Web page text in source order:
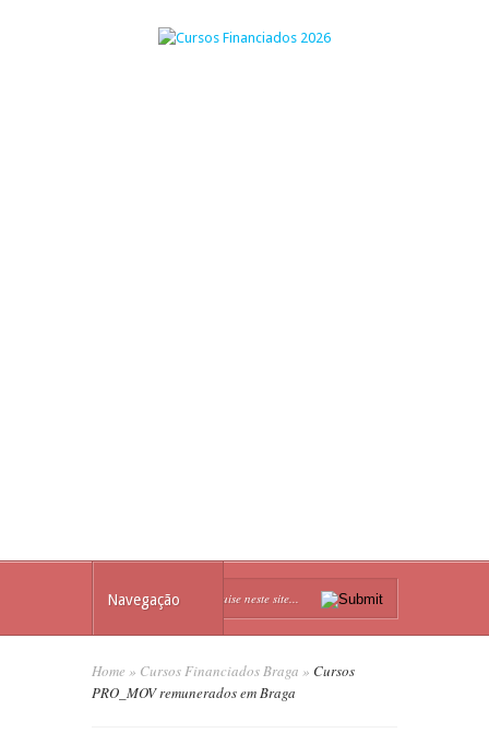
Navegação
Home » Cursos Financiados Braga » Cursos
PRO_MOV remunerados em Braga